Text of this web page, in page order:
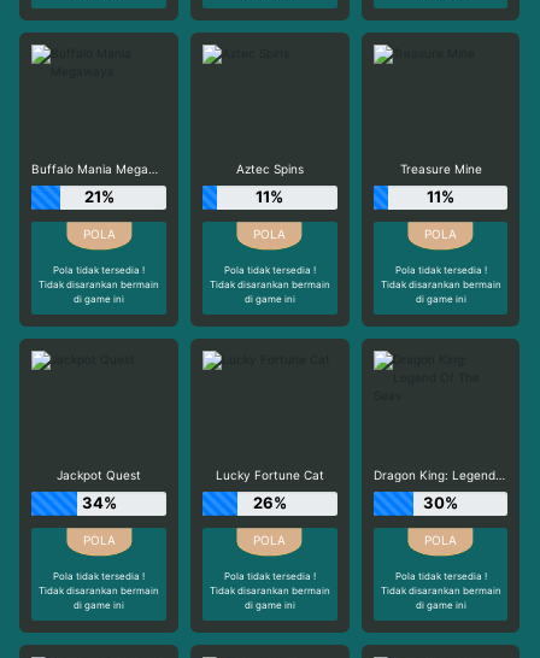
Buffalo Mania Megaways
21%
Pola tidak tersedia !
Tidak disarankan bermain
di game ini
Aztec Spins
11%
Pola tidak tersedia !
Tidak disarankan bermain
di game ini
Treasure Mine
11%
Pola tidak tersedia !
Tidak disarankan bermain
di game ini
Jackpot Quest
34%
Pola tidak tersedia !
Tidak disarankan bermain
di game ini
Lucky Fortune Cat
26%
Pola tidak tersedia !
Tidak disarankan bermain
di game ini
Dragon King: Legend Of The Seas
30%
Pola tidak tersedia !
Tidak disarankan bermain
di game ini